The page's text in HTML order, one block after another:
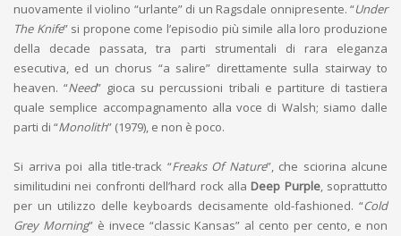
nuovamente il violino “urlante” di un Ragsdale onnipresente. “Under
The Knife” si propone come l’episodio più simile alla loro produzione
della decade passata, tra parti strumentali di rara eleganza
esecutiva, ed un chorus “a salire” direttamente sulla stairway to
heaven. “Need” gioca su percussioni tribali e partiture di tastiera
quale semplice accompagnamento alla voce di Walsh; siamo dalle
parti di “Monolith” (1979), e non è poco.
Si arriva poi alla title-track “Freaks Of Nature”, che sciorina alcune
similitudini nei confronti dell’hard rock alla Deep Purple, soprattutto
per un utilizzo delle keyboards decisamente old-fashioned. “Cold
Grey Morning” è invece “classic Kansas” al cento per cento, e non